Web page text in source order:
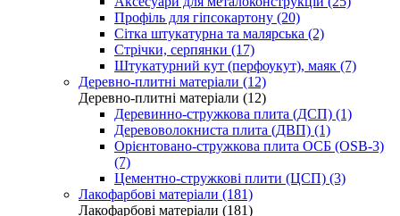
Профіль для гіпсокартону (20)
Сітка штукатурна та малярська (2)
Стрічки, серпянки (17)
Штукатурний кут (перфоукут), маяк (7)
Деревно-плитні матеріали (12)
Деревно-плитні матеріали (12)
Деревинно-стружкова плита (ДСП) (1)
Деревоволокниста плита (ДВП) (1)
Орієнтовано-стружкова плита ОСБ (OSB-3)
(7)
Цементно-стружкові плити (ЦСП) (3)
Лакофарбові матеріали (181)
Лакофарбові матеріали (181)